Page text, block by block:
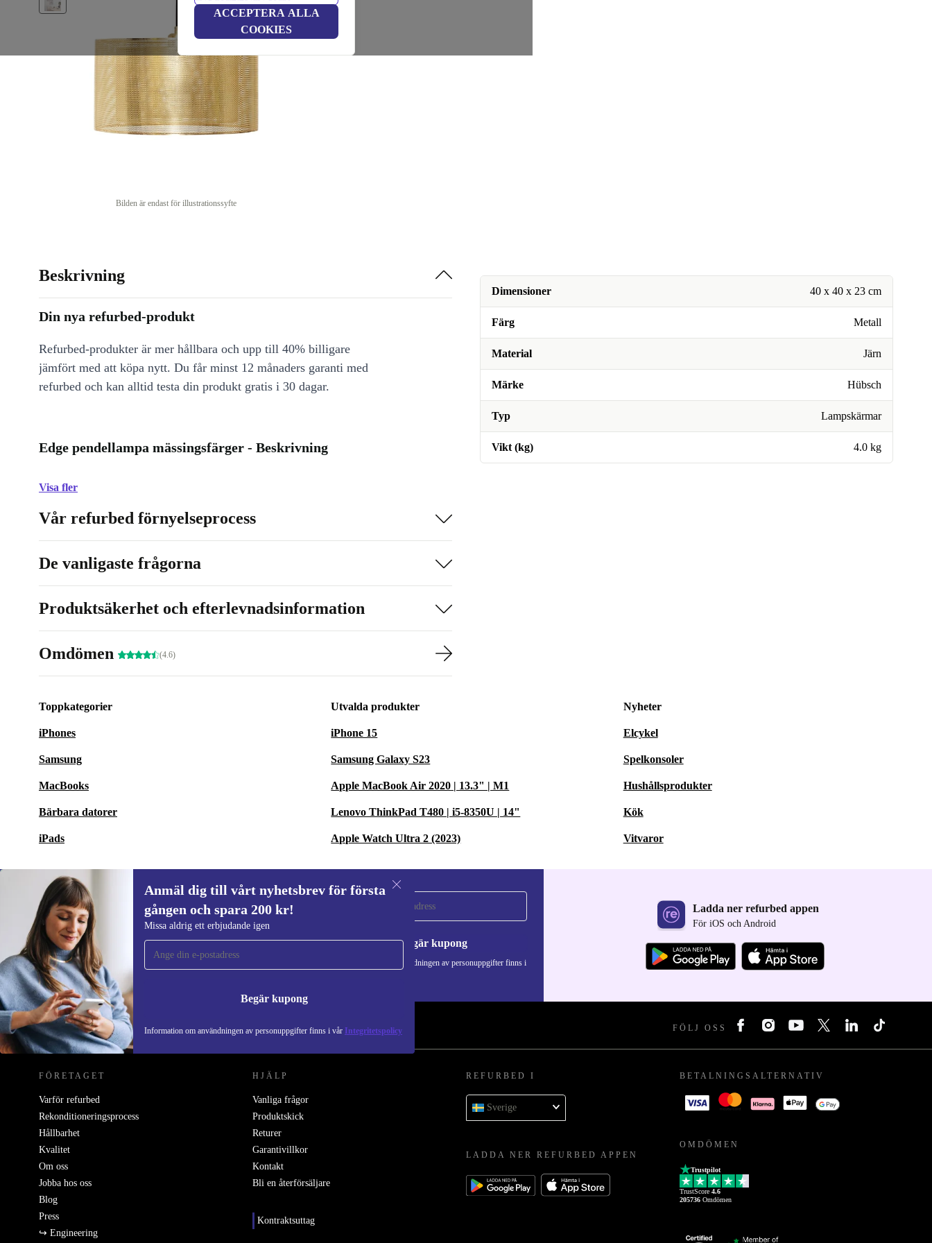
ACCEPTERA ALLA
COOKIES
Bilden är endast för illustrationssyfte
Dimensioner 40 x 40 x 23 cm
Färg Metall
Material Järn
Märke Hübsch
Typ Lampskärmar
Vikt (kg) 4.0 kg
Beskrivning
Din nya refurbed-produkt
Refurbed-produkter är mer hållbara och upp till 40% billigare
jämfört med att köpa nytt. Du får minst 12 månaders garanti med
refurbed och kan alltid testa din produkt gratis i 30 dagar.
Edge pendellampa mässingsfärger - Beskrivning
Visa fler
Vår refurbed förnyelseprocess
De vanligaste frågorna
Produktsäkerhet och efterlevnadsinformation
Omdömen (4.6)
Toppkategorier
iPhones
Samsung
MacBooks
Bärbara datorer
iPads
Utvalda produkter
iPhone 15
Samsung Galaxy S23
Apple MacBook Air 2020 | 13.3" | M1
Lenovo ThinkPad T480 | i5-8350U | 14"
Apple Watch Ultra 2 (2023)
Nyheter
Elcykel
Spelkonsoler
Hushållsprodukter
Kök
Vitvaror
Anmäl dig till vårt nyhetsbrev för första
gången och spara 200 kr!
Missa aldrig ett erbjudande igen
Begär kupong
Information om användningen av personuppgifter finns i vår Integritetspolicy
Anmäl dig till vårt nyhetsbrev för första
gången och spara 200 kr!
Missa aldrig ett erbjudande igen.
Begär kupong
Information om användningen av personuppgifter finns i
Ladda ner refurbed appen
För iOS och Android
REFURBED SVERIGE - RETHINK NEW. FÖLJ OSS
FÖRETAGET
Varför refurbed
Rekonditioneringsprocess
Hållbarhet
Kvalitet
Om oss
Jobba hos oss
Blog
Press
↪ Engineering
HJÄLP
Vanliga frågor
Produktskick
Returer
Garantivillkor
Kontakt
Bli en återförsäljare
Kontraktsuttag
REFURBED I
Sverige
LADDA NER REFURBED APPEN
BETALNINGSALTERNATIV
OMDÖMEN
Trustpilot
TrustScore 4.6
205736 Omdömen